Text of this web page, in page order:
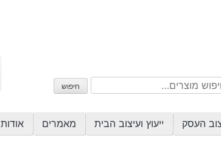
חיפוש
העסק ייעוץ ועיצוב הבית מאמרים אודות